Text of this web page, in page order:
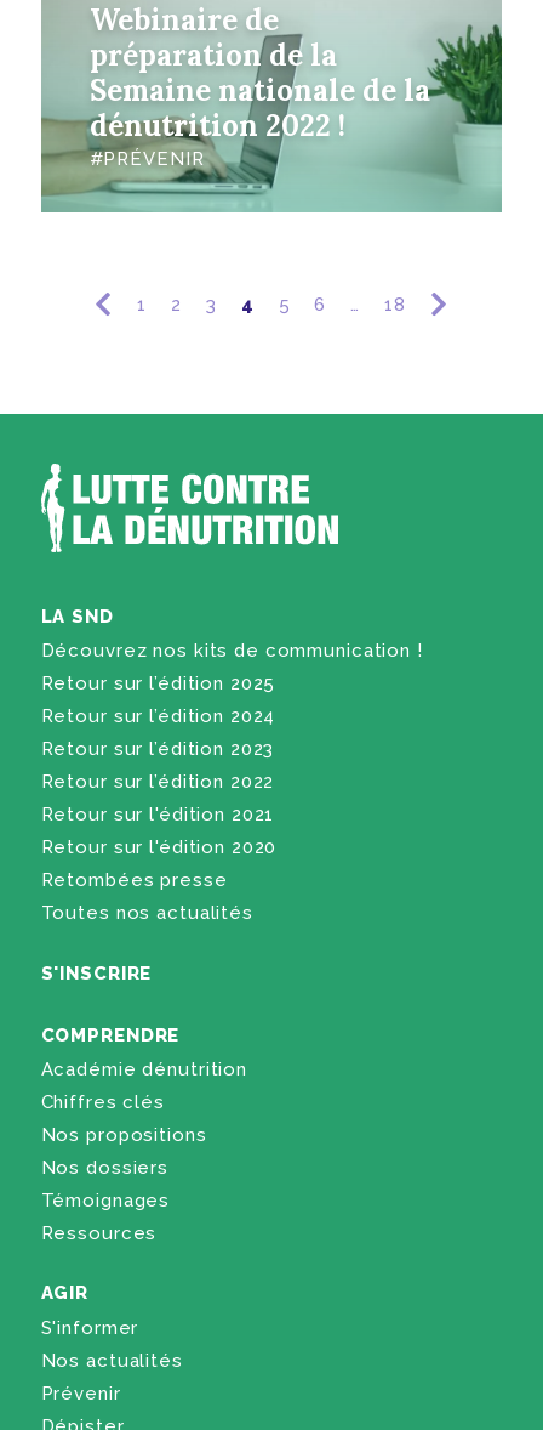
Webinaire de
préparation de la
Semaine nationale de la
dénutrition 2022 !
PRÉVENIR
1 2 3 4 5 6 … 18
LA SND
Découvrez nos kits de communication !
Retour sur l’édition 2025
Retour sur l’édition 2024
Retour sur l’édition 2023
Retour sur l’édition 2022
Retour sur l'édition 2021
Retour sur l'édition 2020
Retombées presse
Toutes nos actualités
S'INSCRIRE
COMPRENDRE
Académie dénutrition
Chiffres clés
Nos propositions
Nos dossiers
Témoignages
Ressources
AGIR
S'informer
Nos actualités
Prévenir